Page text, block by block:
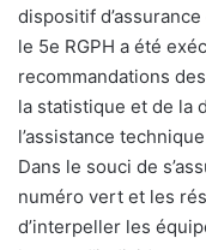
dispositif
le 5e RGPH a été
recommandations
la statistique et de la
l’assistance
Dans le souci de
numéro vert et les
d’interpeller les